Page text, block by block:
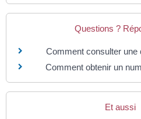
Questions ?
Comment consulter une
Comment obtenir un
Et aussi